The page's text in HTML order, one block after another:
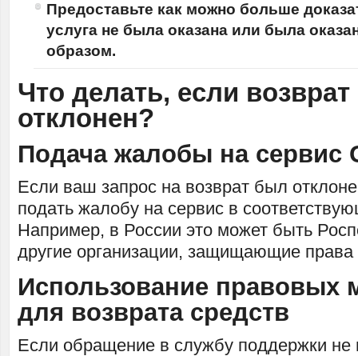
Предоставьте как можно больше
услуга не была оказана или была
образом.
Что делать, если возврат
отклонен?
Подача жалобы на сервис
Если ваш запрос на возврат был
подать жалобу на сервис в
Например, в России это может быть
другие организации, защищающие права
Использование правовых
для возврата средств
Если обращение в службу поддержки не